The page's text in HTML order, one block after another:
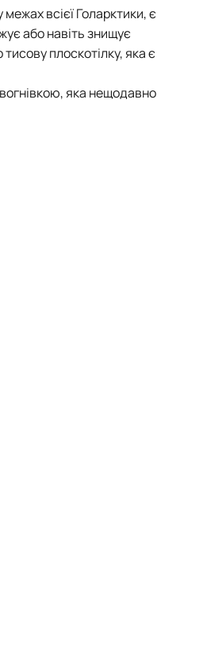
всієї Голарктики, є
або навіть знищує
плоскотілку, яка є
яка нещодавно